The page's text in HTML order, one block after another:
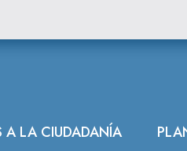
A LA CIUDADANÍA